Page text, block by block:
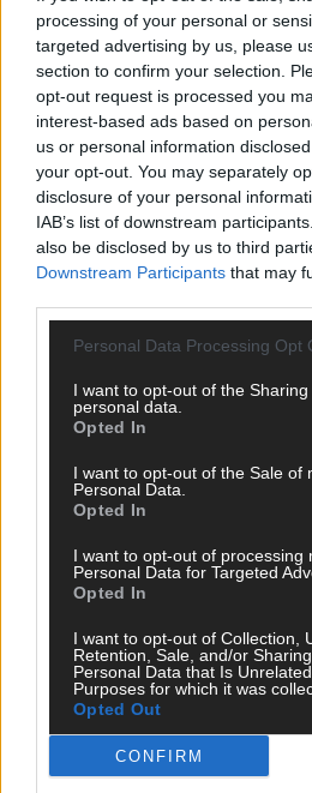
processing of your personal or
targeted advertising by us, please
section to confirm your selection.
opt-out request is processed you
interest-based ads based on
us or personal information
your opt-out. You may separately
disclosure of your personal
IAB’s list of downstream
also be disclosed by us to third
Downstream Participants that may
Personal Data Processing Opt
I want to opt-out of the
personal data.
Opted In
I want to opt-out of the Sale of
Personal Data.
Opted In
I want to opt-out of processing
Personal Data for Targeted
Opted In
I want to opt-out of Collection,
Retention, Sale, and/or
Personal Data that Is
Purposes for which it was
Opted Out
CONFIRM
Hetze, Spam oder Werbung werden
gelten unsere
Kommentar
Vor- und Nachname
Benachrichtige mich über
Benachrichtige mich über neue
JETZT ANGESAGT
EXTRA